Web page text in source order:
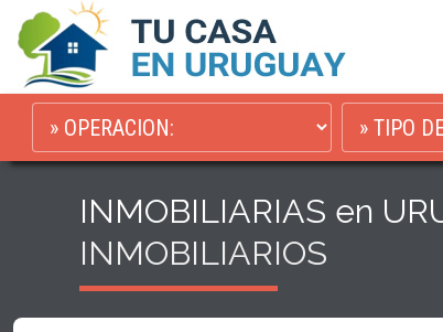
INMOBILIARIAS en
INMOBILIARIOS